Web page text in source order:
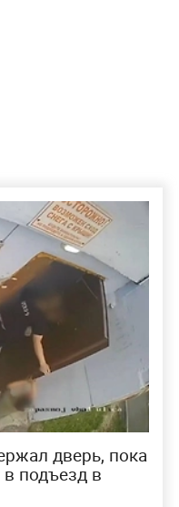
дверь, пока
подъезд в